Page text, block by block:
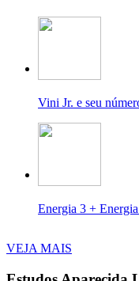
Vini Jr. e seu
Energia 3 +
VEJA MAIS